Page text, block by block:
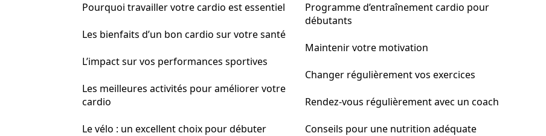
Pourquoi travailler votre cardio est essentiel
Les bienfaits d’un bon cardio sur votre santé
L’impact sur vos performances sportives
Les meilleures activités pour améliorer votre
cardio
Le vélo : un excellent choix pour débuter
Programme d’entraînement cardio pour
débutants
Maintenir votre motivation
Changer régulièrement vos exercices
Rendez-vous régulièrement avec un coach
Conseils pour une nutrition adéquate